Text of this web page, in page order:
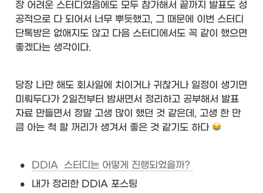
장 어려운 스터디였음에도 모두 참가해서 끝까지 발표도 성
공적으로 다 되어서 너무 뿌듯했고, 그 때문에 이번 스터디
단톡방은 없애지도 않고 다음 스터디에서도 꼭 같이 했으면
좋겠다는 생각이다.
당장 나만 해도 회사일에 치이거나 귀찮거나 일정이 생기면
미뤄두다가 2일전부터 밤새면서 정리하고 공부해서 발표
자료 만들면서 정말 고생 많이 했던 것 같은데, 고생 한 만
큼 아는 척 할 꺼리가 생겨서 좋은 것 같기도 하다
• DDIA  스터디는 어떻게 진행되었을까?
• 내가 정리한 DDIA 포스팅